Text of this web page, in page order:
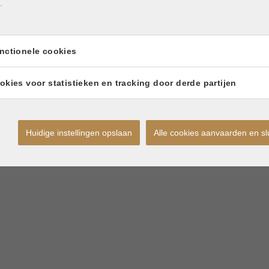
cookies
voor statistieken en tracking door derde partijen
Huidige instellingen opslaan Alle cookies aanvaarden en